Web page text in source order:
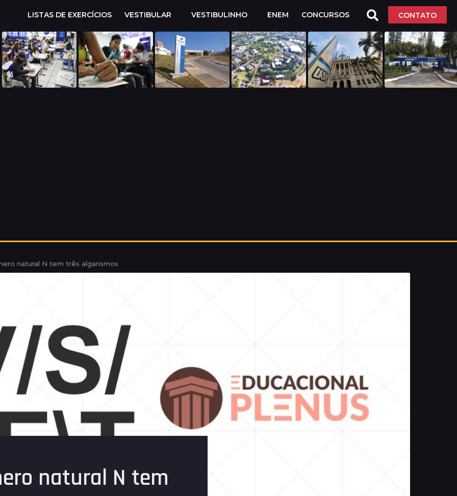
LISTAS DE EXERCÍCIOS VESTIBULAR VESTIBULINHO ENEM CONCURSOS CONTATO
natural N tem três algarismos
natural N tem